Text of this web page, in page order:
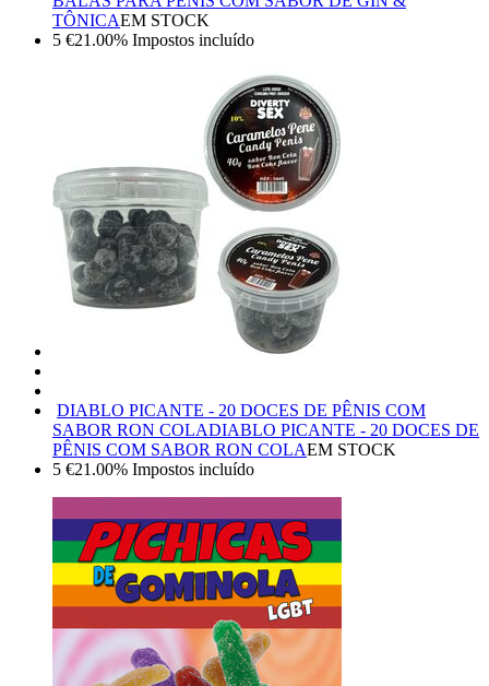
TÔNICAEM STOCK
5 €21.00% Impostos incluído
DIABLO PICANTE - 20 DOCES DE PÊNIS COM
SABOR RON COLADIABLO PICANTE - 20 DOCES DE
PÊNIS COM SABOR RON COLAEM STOCK
5 €21.00% Impostos incluído